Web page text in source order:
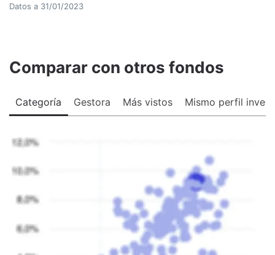
Datos a 31/01/2023
Comparar con otros fondos
Categoría Gestora Más vistos Mismo perfil